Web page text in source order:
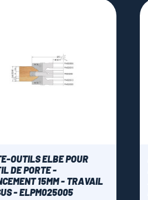
OUTILS ELBE POUR
DE PORTE -
15MM - TRAVAIL
- ELPM025005